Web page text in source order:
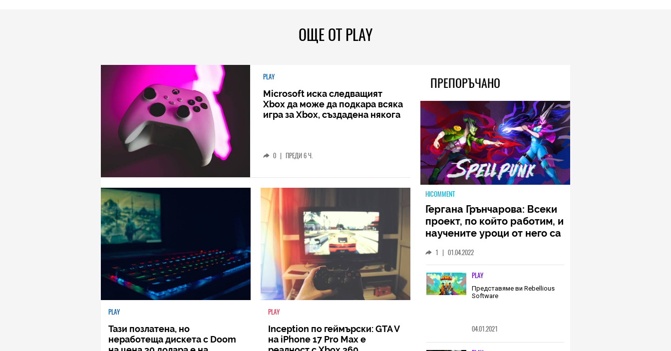
ОЩЕ ОТ PLAY
PLAY
Microsoft иска следващият
Xbox да може да подкара всяка
игра за Xbox, създадена някога
0 | ПРЕДИ 6 Ч.
PLAY
Тази позлатена, но
неработеща дискета с Doom
PLAY
Inception по геймърски: GTA V
на iPhone 17 Pro Max е
ПРЕПОРЪЧАНО
HICOMMENT
Гергана Грънчарова: Всеки
проект, по който работим, и
научените уроци от него са
който трябва да извървим
като екип (ИНТЕРВЮ)
1 | 01.04.2022
PLAY
Представяме ви Rebellious
Software
04.01.2021